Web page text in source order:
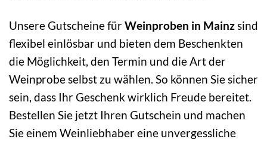
Unsere Gutscheine fürWeinproben in Mainz sind
flexibel einlösbar und bieten dem Beschenkten
die Möglichkeit, den Termin und die Art der
Weinprobe selbst zu wählen. So können Sie sicher
sein, dass Ihr Geschenk wirklich Freude bereitet.
Bestellen Sie jetzt Ihren Gutschein und machen
Sie einem Weinliebhaber eine unvergessliche